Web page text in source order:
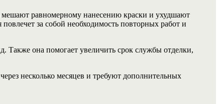
равномерному нанесению краски и ухудшают
за собой необходимость повторных работ и
Также она помогает увеличить срок службы отделки,
несколько месяцев и требуют дополнительных